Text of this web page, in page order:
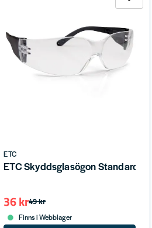
ETC
ETC Skyddsglasögon Standard Klar
49 kr
36 kr
Finns i Webblager